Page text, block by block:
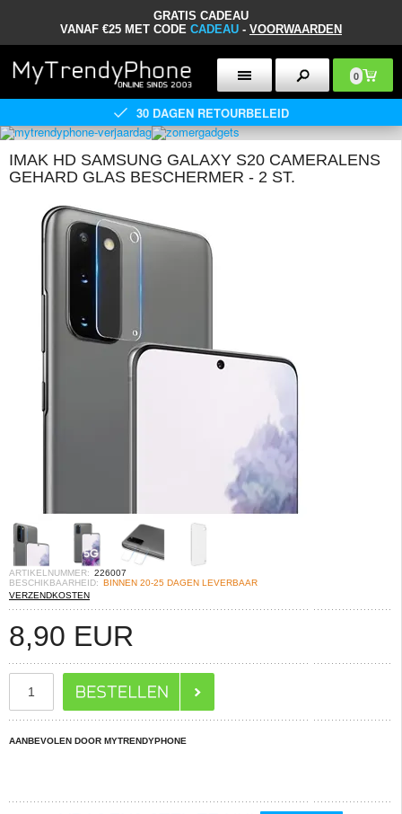
GRATIS CADEAU
VANAF €25 MET CODE CADEAU - VOORWAARDEN
0
30 DAGEN RETOURBELEID
IMAK HD SAMSUNG GALAXY S20 CAMERALENS
GEHARD GLAS BESCHERMER - 2 ST.
ARTIKELNUMMER: 226007
BESCHIKBAARHEID: BINNEN 20-25 DAGEN LEVERBAAR
VERZENDKOSTEN
8,90 EUR
AANBEVOLEN DOOR MYTRENDYPHONE